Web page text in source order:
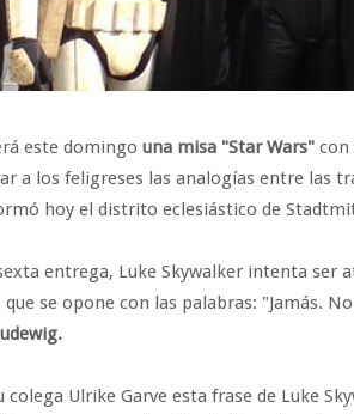
este domingo una misa "Star Wars" con
a los feligreses las analogías entre las
hoy el distrito eclesiástico de
entrega, Luke Skywalker intenta
se opone con las palabras: "Jamás.
Ulrike Garve esta frase de Luke